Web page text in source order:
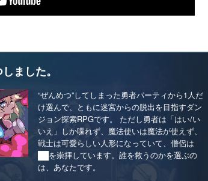
ました。
“ぜんめつ”してしまった勇者パーティから1人だ
け選んで、ともに迷宮からの脱出を目指すダン
ジョン探索RPGです。 ただし勇者は「はい/い
いえ」しか喋れず、魔法使いは魔法が使えず、
戦士は可愛らしい人形になっていて、僧侶は
██を崇拝しています。誰を救うのかを選ぶの
は、あなたです。